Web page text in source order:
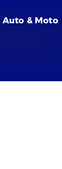
Auto & Moto